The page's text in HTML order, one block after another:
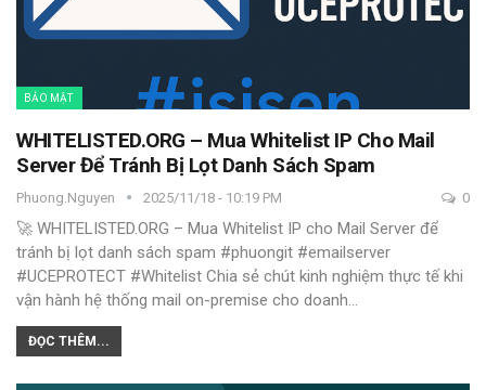
BẢO MẬT
WHITELISTED.ORG – Mua Whitelist IP Cho Mail
Server Để Tránh Bị Lọt Danh Sách Spam
Phuong.nguyen 2025/11/18 - 10:19 PM 0
🚀 WHITELISTED.ORG – Mua Whitelist IP cho Mail Server để
tránh bị lọt danh sách spam #phuongit #emailserver
#UCEPROTECT #Whitelist Chia sẻ chút kinh nghiệm thực tế khi
vận hành hệ thống mail on-premise cho doanh…
ĐỌC THÊM...